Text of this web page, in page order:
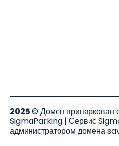
2025 © Домен припаркован
SigmaParking | Сервис
администратором домена